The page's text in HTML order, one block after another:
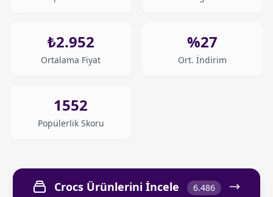
₺2.952
Ortalama Fiyat
%27
Ort. İndirim
1552
Popülerlik Skoru
Crocs Ürünlerini İncele 6.486